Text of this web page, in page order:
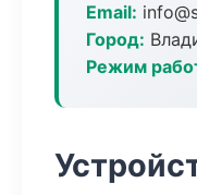
Email:
Город:
Режим